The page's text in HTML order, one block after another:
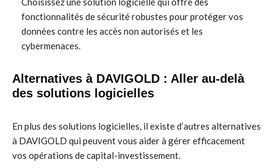
fonctionnalités de sécurité robustes pour protéger vos
données contre les accès non autorisés et les
cybermenaces.
Alternatives à DAVIGOLD : Aller au-delà
des solutions logicielles
En plus des solutions logicielles, il existe d’autres alternatives
à DAVIGOLD qui peuvent vous aider à gérer efficacement
vos opérations de capital-investissement.